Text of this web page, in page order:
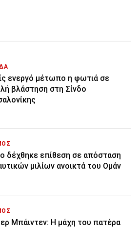
ενεργό μέτωπο η φωτιά σε
βλάστηση στη Σίνδο
δέχθηκε επίθεση σε απόσταση
μιλίων ανοικτά του Ομάν
Μπάιντεν: Η μάχη του πατέρα